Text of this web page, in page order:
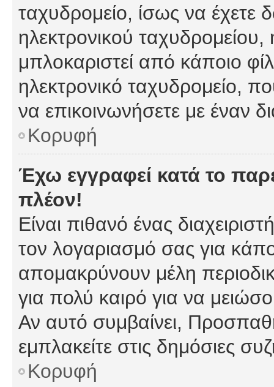
ταχυδρομείο, ίσως να έχετε
ηλεκτρονικού ταχυδρομείου,
μπλοκαριστεί από κάποιο
ηλεκτρονικό ταχυδρομείο,
να επικοινωνήσετε με έναν
Κορυφή
Έχω εγγραφεί κατά το
πλέον!
Είναι πιθανό ένας
τον λογαριασμό σας για
απομακρύνουν μέλη
για πολύ καιρό για να
Αν αυτό συμβαίνει,
εμπλακείτε στις δημόσιες
Κορυφή